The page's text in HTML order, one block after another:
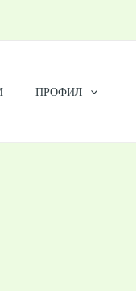
ПРОФИЛ